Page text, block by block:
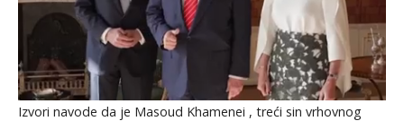
Izvori navode da je Masoud Khamenei , treći sin vrhovnog